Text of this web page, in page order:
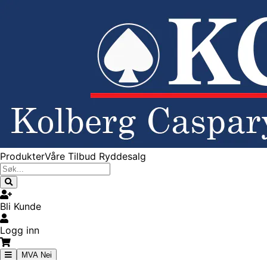
ProdukterVåre Tilbud Ryddesalg
Bli Kunde
Logg inn
MVA Nei